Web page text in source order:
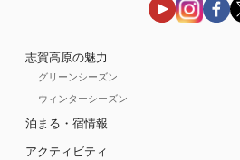
志賀高原の魅力
グリーンシーズン
ウィンターシーズン
泊まる・宿情報
アクティビティ